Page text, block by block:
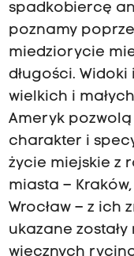
spadkobiercę
poznamy
miedziorycie
długości.
wielkich i
Ameryk
charakter i
życie miejskie z
miasta –
Wrocław – z ich
ukazane
wiecznych